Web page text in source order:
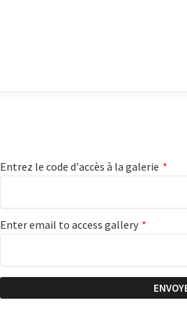
Entrez le code d'accès à la galerie *
Enter email to access gallery *